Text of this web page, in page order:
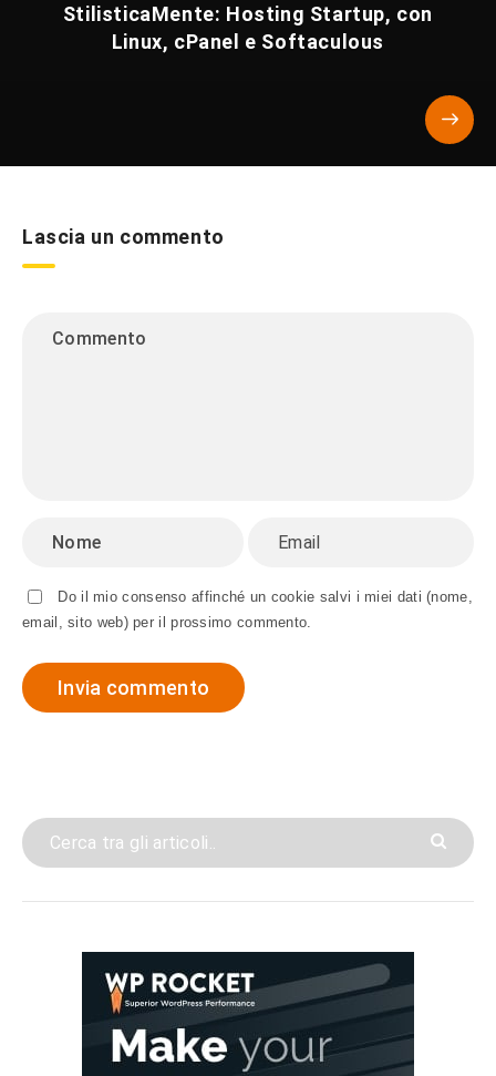
StilisticaMente: Hosting Startup, con
Linux, cPanel e Softaculous
Lascia un commento
Do il mio consenso affinché un cookie salvi i miei dati (nome,
email, sito web) per il prossimo commento.